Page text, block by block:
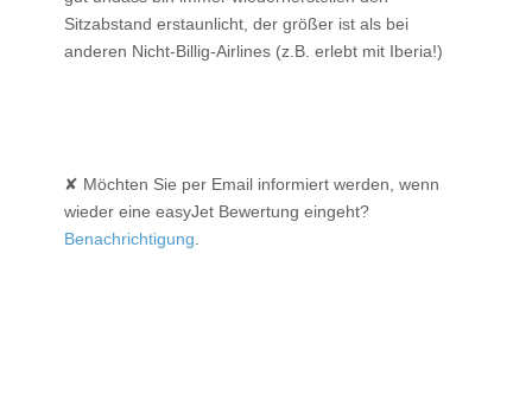
Sitzabstand erstaunlicht, der größer ist als bei
anderen Nicht-Billig-Airlines (z.B. erlebt mit Iberia!)
✘ Möchten Sie per Email informiert werden, wenn
wieder eine easyJet Bewertung eingeht?
Benachrichtigung